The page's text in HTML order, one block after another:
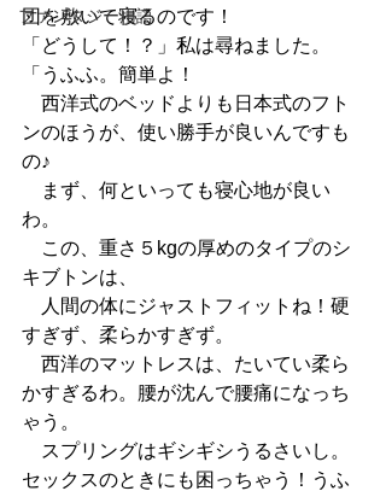
ファンタジー用語
団を敷いて寝るのです！
「どうして！？」私は尋ねました。
「うふふ。簡単よ！
西洋式のベッドよりも日本式のフト
ンのほうが、使い勝手が良いんですも
の♪
まず、何といっても寝心地が良い
わ。
この、重さ５kgの厚めのタイプのシ
キブトンは、
人間の体にジャストフィットね！硬
すぎず、柔らかすぎず。
西洋のマットレスは、たいてい柔ら
かすぎるわ。腰が沈んで腰痛になっち
ゃう。
スプリングはギシギシうるさいし。
セックスのときにも困っちゃう！うふ